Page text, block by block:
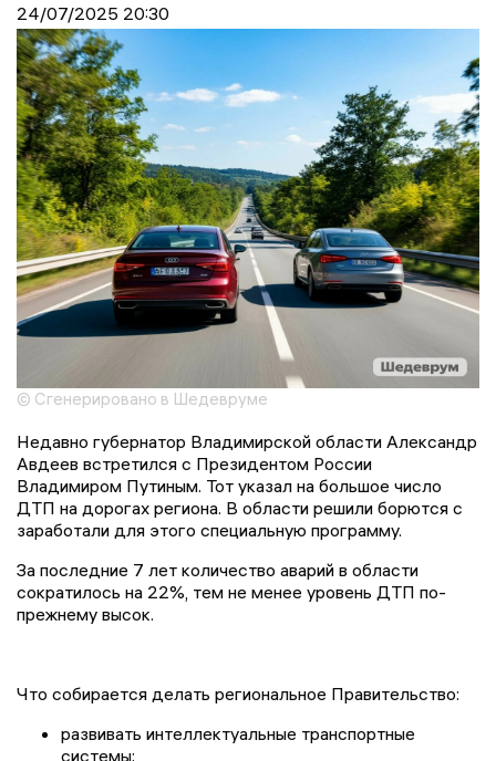
24/07/2025 20:30
© Сгенерировано в Шедевруме
Недавно губернатор Владимирской области Александр
Авдеев встретился с Президентом России
Владимиром Путиным. Тот указал на большое число
ДТП на дорогах региона. В области решили борются с
заработали для этого специальную программу.
За последние 7 лет количество аварий в области
сократилось на 22%, тем не менее уровень ДТП по-
прежнему высок.
Что собирается делать региональное Правительство:
развивать интеллектуальные транспортные
системы;